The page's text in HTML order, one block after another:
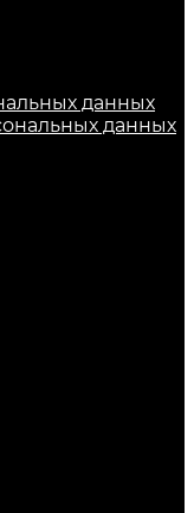
данных
данных